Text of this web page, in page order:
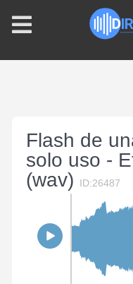
Flash de
solo uso -
(wav)
ID:26487